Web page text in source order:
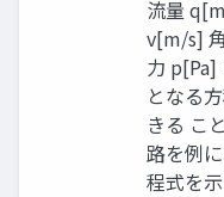
流量
v[m/s]
力 p[Pa]
となる
きる こ
路を例
程式を